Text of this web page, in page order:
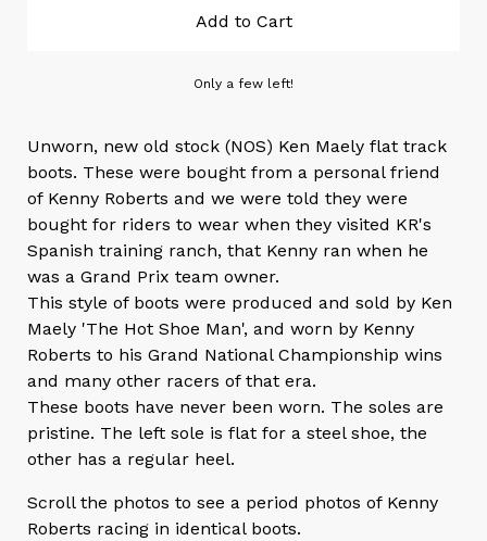
Add to Cart
Only a few left!
Unworn, new old stock (NOS) Ken Maely flat track
boots. These were bought from a personal friend
of Kenny Roberts and we were told they were
bought for riders to wear when they visited KR's
Spanish training ranch, that Kenny ran when he
was a Grand Prix team owner.
This style of boots were produced and sold by Ken
Maely 'The Hot Shoe Man', and worn by Kenny
Roberts to his Grand National Championship wins
and many other racers of that era.
These boots have never been worn. The soles are
pristine. The left sole is flat for a steel shoe, the
other has a regular heel.
Scroll the photos to see a period photos of Kenny
Roberts racing in identical boots.